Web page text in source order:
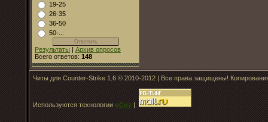
19-25
26-35
36-50
50-...
Результаты | Архив опросов
Всего ответов: 148
Читы для Counter-Strike 1.6 © 2010-2012 | Все права защищены!
Используются технологииuCoz|